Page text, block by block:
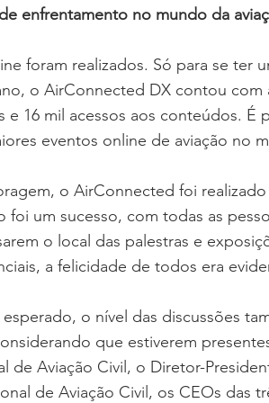
enfrentamento no mundo da
foram realizados. Só para se ter
o AirConnected DX contou com
e 16 mil acessos aos conteúdos. É
eventos online de aviação no
o AirConnected foi
foi um sucesso, com todas as
o local das palestras e
a felicidade de todos era
o nível das discussões
que estiverem
de Aviação Civil, o Diretor-
de Aviação Civil, os CEOs das